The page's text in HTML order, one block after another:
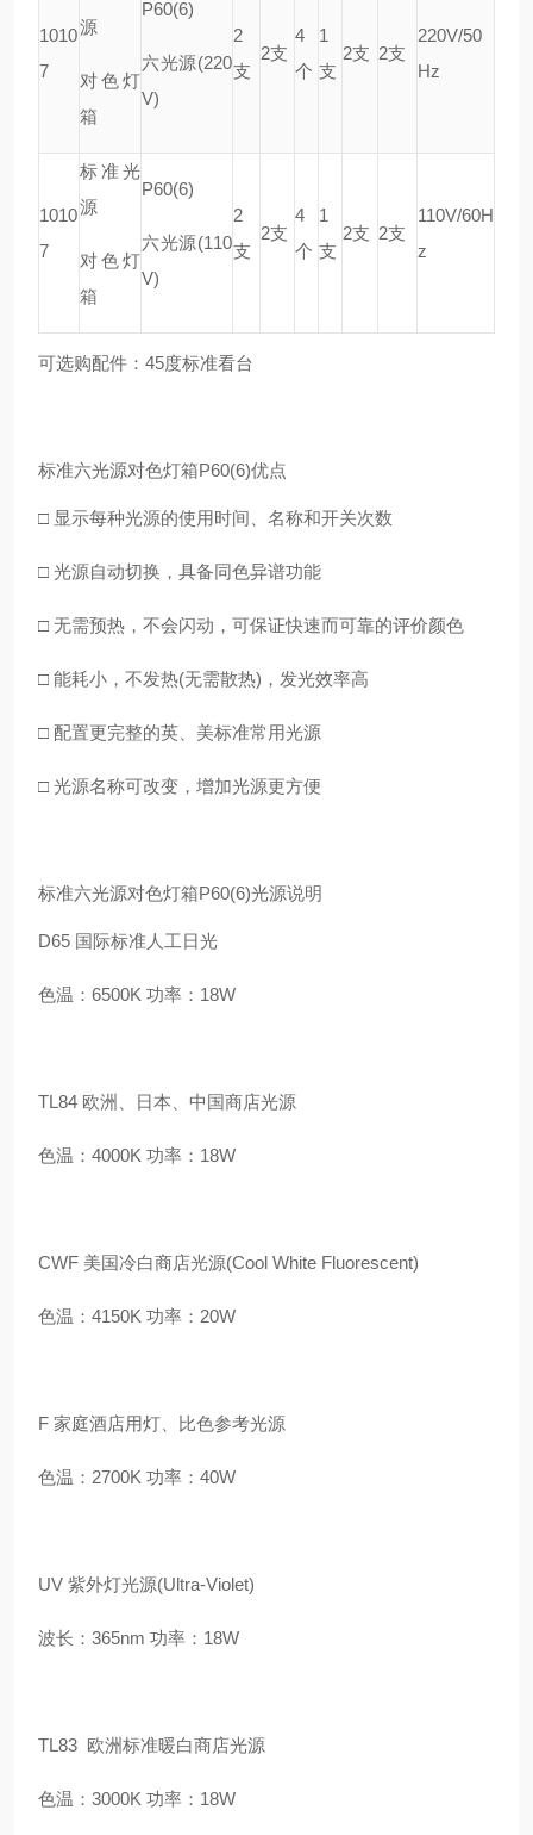
1010
7
源
对色灯
箱
P60(6)
六光源(220
V)
2
支
2支
4
个
1
支
2支 2支
220V/50
Hz
1010
7
标准光
源
对色灯
箱
P60(6)
六光源(110
V)
2
支
2支
4
个
1
支
2支 2支
110V/60H
z
可选购配件：45度标准看台
标准六光源对色灯箱P60(6)优点
□ 显示每种光源的使用时间、名称和开关次数
□ 光源自动切换，具备同色异谱功能
□ 无需预热，不会闪动，可保证快速而可靠的评价颜色
□ 能耗小，不发热(无需散热)，发光效率高
□ 配置更完整的英、美标准常用光源
□ 光源名称可改变，增加光源更方便
标准六光源对色灯箱P60(6)光源说明
D65 国际标准人工日光
色温：6500K 功率：18W
TL84 欧洲、日本、中国商店光源
色温：4000K 功率：18W
CWF 美国冷白商店光源(Cool White Fluorescent)
色温：4150K 功率：20W
F 家庭酒店用灯、比色参考光源
色温：2700K 功率：40W
UV 紫外灯光源(Ultra-Violet)
波长：365nm 功率：18W
TL83 欧洲标准暖白商店光源
色温：3000K 功率：18W